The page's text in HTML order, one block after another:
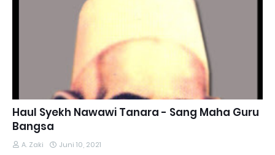
Haul Syekh Nawawi Tanara - Sang Maha Guru
Bangsa
A. Zaki Juni 10, 2021